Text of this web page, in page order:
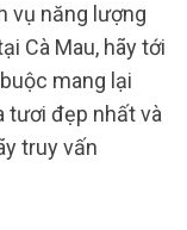
vụ năng lượng
Cà Mau, hãy tới
mang lại
tươi đẹp nhất và
truy vấn